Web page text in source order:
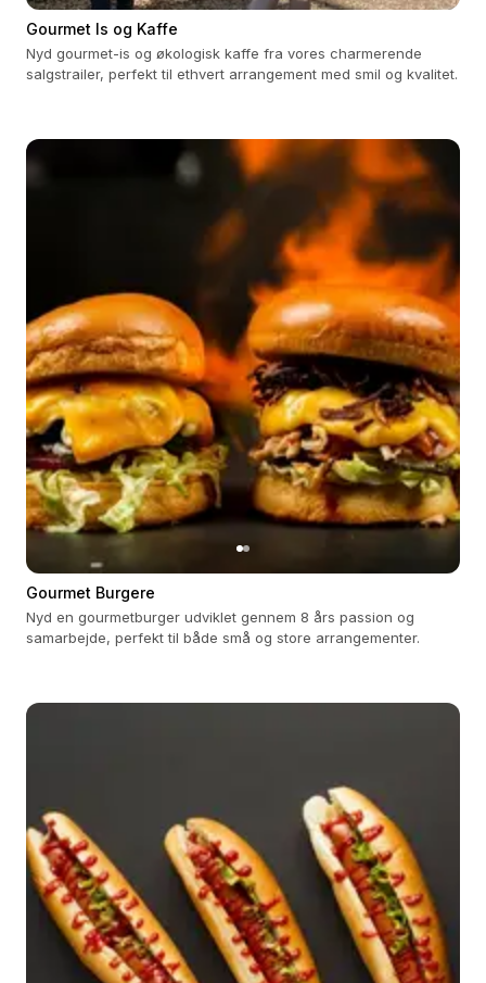
Gourmet Is og Kaffe
Nyd gourmet-is og økologisk kaffe fra vores charmerende
salgstrailer, perfekt til ethvert arrangement med smil og kvalitet.
Gourmet Burgere
Nyd en gourmetburger udviklet gennem 8 års passion og
samarbejde, perfekt til både små og store arrangementer.